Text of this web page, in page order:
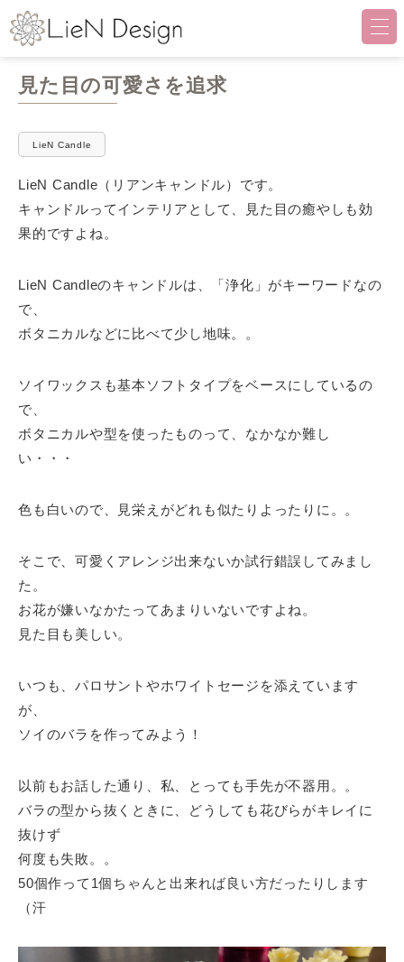
LieN Design（リアンデザイン
見た目の可愛さを追求
LieN Candle
LieN Candle（リアンキャンドル）です。
キャンドルってインテリアとして、見た目の癒やしも効
果的ですよね。
LieN Candleのキャンドルは、「浄化」がキーワードなの
で、
ボタニカルなどに比べて少し地味。。
ソイワックスも基本ソフトタイプをベースにしているの
で、
ボタニカルや型を使ったものって、なかなか難し
い・・・
色も白いので、見栄えがどれも似たりよったりに。。
そこで、可愛くアレンジ出来ないか試行錯誤してみまし
た。
お花が嫌いなかたってあまりいないですよね。
見た目も美しい。
いつも、パロサントやホワイトセージを添えています
が、
ソイのバラを作ってみよう！
以前もお話した通り、私、とっても手先が不器用。。
バラの型から抜くときに、どうしても花びらがキレイに
抜けず
何度も失敗。。
50個作って1個ちゃんと出来れば良い方だったりします
（汗